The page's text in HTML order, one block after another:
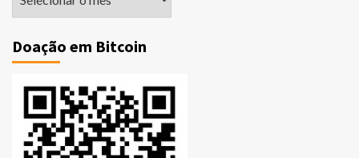
Doação em Bitcoin